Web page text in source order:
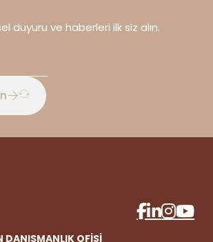
duyuru ve haberleri ilk siz alın.
DANIŞMANLIK OFİSİ